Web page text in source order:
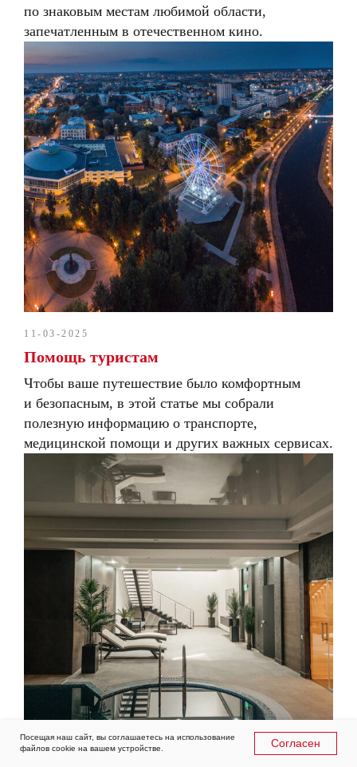
по знаковым местам любимой области,
запечатленным в отечественном кино.
11-03-2025
Помощь туристам
Чтобы ваше путешествие было комфортным
и безопасным, в этой статье мы собрали
полезную информацию о транспорте,
медицинской помощи и других важных сервисах.
11-03-2025
Посещая наш сайт, вы соглашаетесь на использование
файлов cookie на вашем устройстве.
Согласен